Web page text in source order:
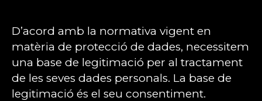
D’acord amb la normativa vigent en
matèria de protecció de dades, necessitem
una base de legitimació per al tractament
de les seves dades personals. La base de
legitimació és el seu consentiment.